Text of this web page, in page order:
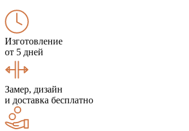
Изготовление
от 5 дней
Замер, дизайн
и доставка бесплатно